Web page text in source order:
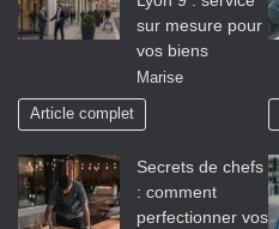
sur mesure pour
vos biens
Marise
Article complet
Secrets de chefs
: comment
perfectionner vos